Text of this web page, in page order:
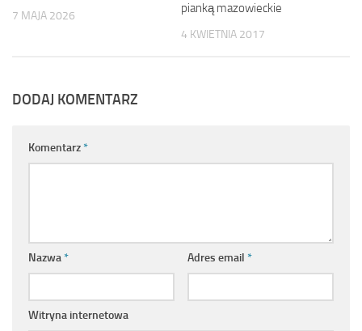
7 MAJA 2026
pianką mazowieckie
4 KWIETNIA 2017
DODAJ KOMENTARZ
Komentarz*
Nazwa* Adres email *
Witryna internetowa